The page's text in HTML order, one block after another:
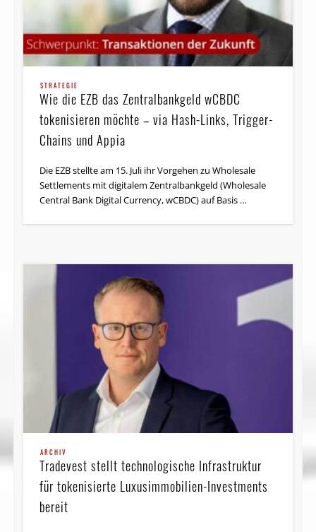
STRATEGIE
Wie die EZB das Zentralbankgeld wCBDC
tokenisieren möchte – via Hash-Links, Trigger-
Chains und Appia
Die EZB stellte am 15. Juli ihr Vorgehen zu Wholesale
Settlements mit digitalem Zentralbankgeld (Wholesale
Central Bank Digital Currency, wCBDC) auf Basis …
ARCHIV
Tradevest stellt technologische Infrastruktur
für tokenisierte Luxusimmobilien-Investments
bereit